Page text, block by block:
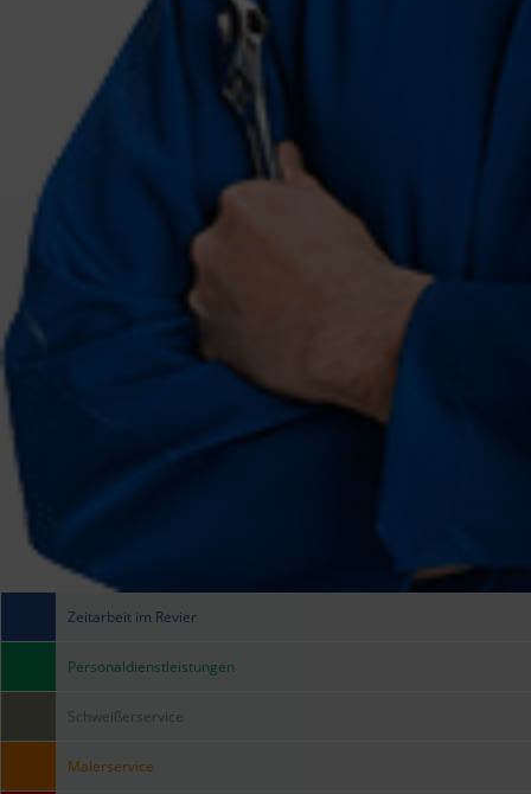
Zeitarbeit im Revier
Personaldienstleistungen
Schweißerservice
Malerservice